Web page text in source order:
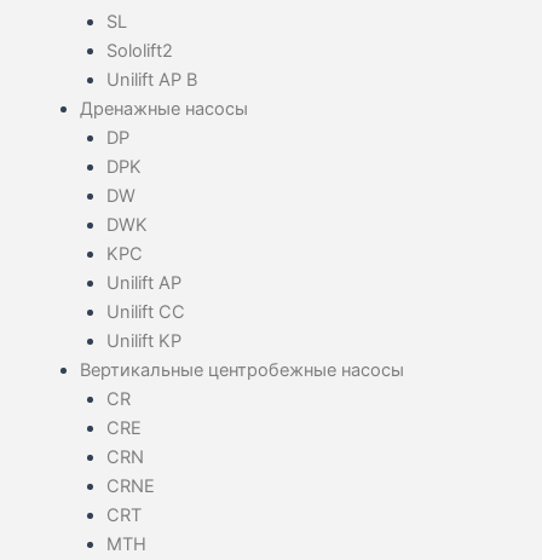
SL
Sololift2
Unilift AP B
Дренажные насосы
DP
DPK
DW
DWK
KPC
Unilift AP
Unilift CC
Unilift KP
Вертикальные центробежные насосы
CR
CRE
CRN
CRNE
CRT
MTH